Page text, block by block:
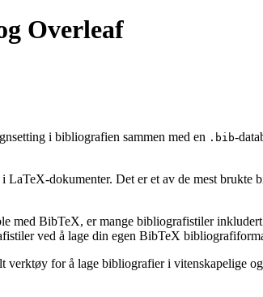
Overleaf
i bibliografien sammen med en .bib-
dokumenter. Det er et av de mest
med BibTeX, er mange bibliografistiler
ved å lage din egen BibTeX
verktøy for å lage bibliografier i